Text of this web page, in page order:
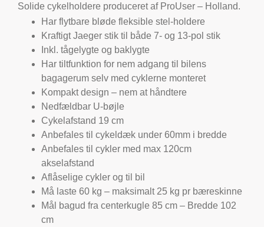
Solide cykelholdere produceret af ProUser – Holland.
Har flytbare bløde fleksible stel-holdere
Kraftigt Jaeger stik til både 7- og 13-pol stik
Inkl. tågelygte og baklygte
Har tiltfunktion for nem adgang til bilens
bagagerum selv med cyklerne monteret
Kompakt design – nem at håndtere
Nedfældbar U-bøjle
Cykelafstand 19 cm
Anbefales til cykeldæk under 60mm i bredde
Anbefales til cykler med max 120cm
akselafstand
Aflåselige cykler og til bil
Må laste 60 kg – maksimalt 25 kg pr bæreskinne
Mål bagud fra centerkugle 85 cm – Bredde 102
cm